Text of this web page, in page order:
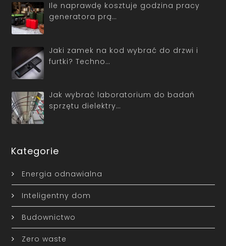
Ile naprawdę kosztuje godzina pracy
generatora prą…
Jaki zamek na kod wybrać do drzwi i
furtki? Techno…
Jak wybrać laboratorium do badań
sprzętu dielektry…
Kategorie
Energia odnawialna
Inteligentny dom
Budownictwo
Zero waste